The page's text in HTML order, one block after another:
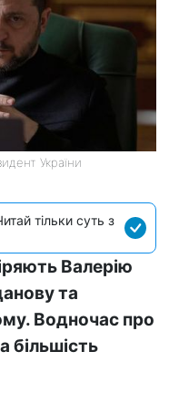
України
тільки суть з
Валерію
та
Водночас про
більшість